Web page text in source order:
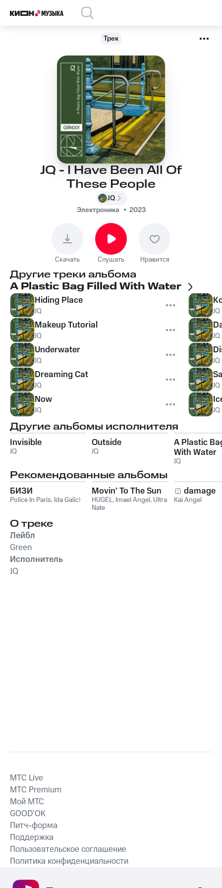
Трек
JQ - I Have Been All Of
These People
JQ
Электроника
2023
Скачать Слушать Нравится
Другие треки альбома
A Plastic Bag Filled With Water
Hiding Place
JQ
Makeup Tutorial
JQ
Underwater
JQ
Dreaming Cat
JQ
Now
JQ
JQ
JQ
JQ
JQ
JQ
Другие альбомы исполнителя
Invisible
JQ
Outside
JQ
A Plastic
With Water
JQ
Рекомендованные альбомы
БИЗИ
Police In Paris, Ida Galich
Movin' To The Sun
HUGEL, Imael Angel, Ultra
Nate
damage
Kai Angel
О треке
Лейбл
Green
Исполнитель
JQ
MTС Live
MTС Premium
Мой МТС
GOOD’OK
Питч-форма
Поддержка
Пользовательское соглашение
Политика конфиденциальности